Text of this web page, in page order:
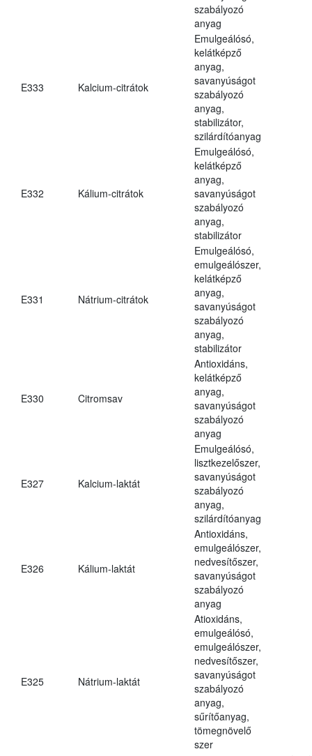
szabályozó
anyag
E333 Kalcium-citrátok
Emulgeálósó,
kelátképző
anyag,
savanyúságot
szabályozó
anyag,
stabilizátor,
szilárdítóanyag
E332 Kálium-citrátok
Emulgeálósó,
kelátképző
anyag,
savanyúságot
szabályozó
anyag,
stabilizátor
E331 Nátrium-citrátok
Emulgeálósó,
emulgeálószer,
kelátképző
anyag,
savanyúságot
szabályozó
anyag,
stabilizátor
E330 Citromsav
Antioxidáns,
kelátképző
anyag,
savanyúságot
szabályozó
anyag
E327 Kalcium-laktát
Emulgeálósó,
lisztkezelőszer,
savanyúságot
szabályozó
anyag,
szilárdítóanyag
E326 Kálium-laktát
Antioxidáns,
emulgeálószer,
nedvesítőszer,
savanyúságot
szabályozó
anyag
E325 Nátrium-laktát
Atioxidáns,
emulgeálósó,
emulgeálószer,
nedvesítőszer,
savanyúságot
szabályozó
anyag,
sűrítőanyag,
tömegnövelő
szer